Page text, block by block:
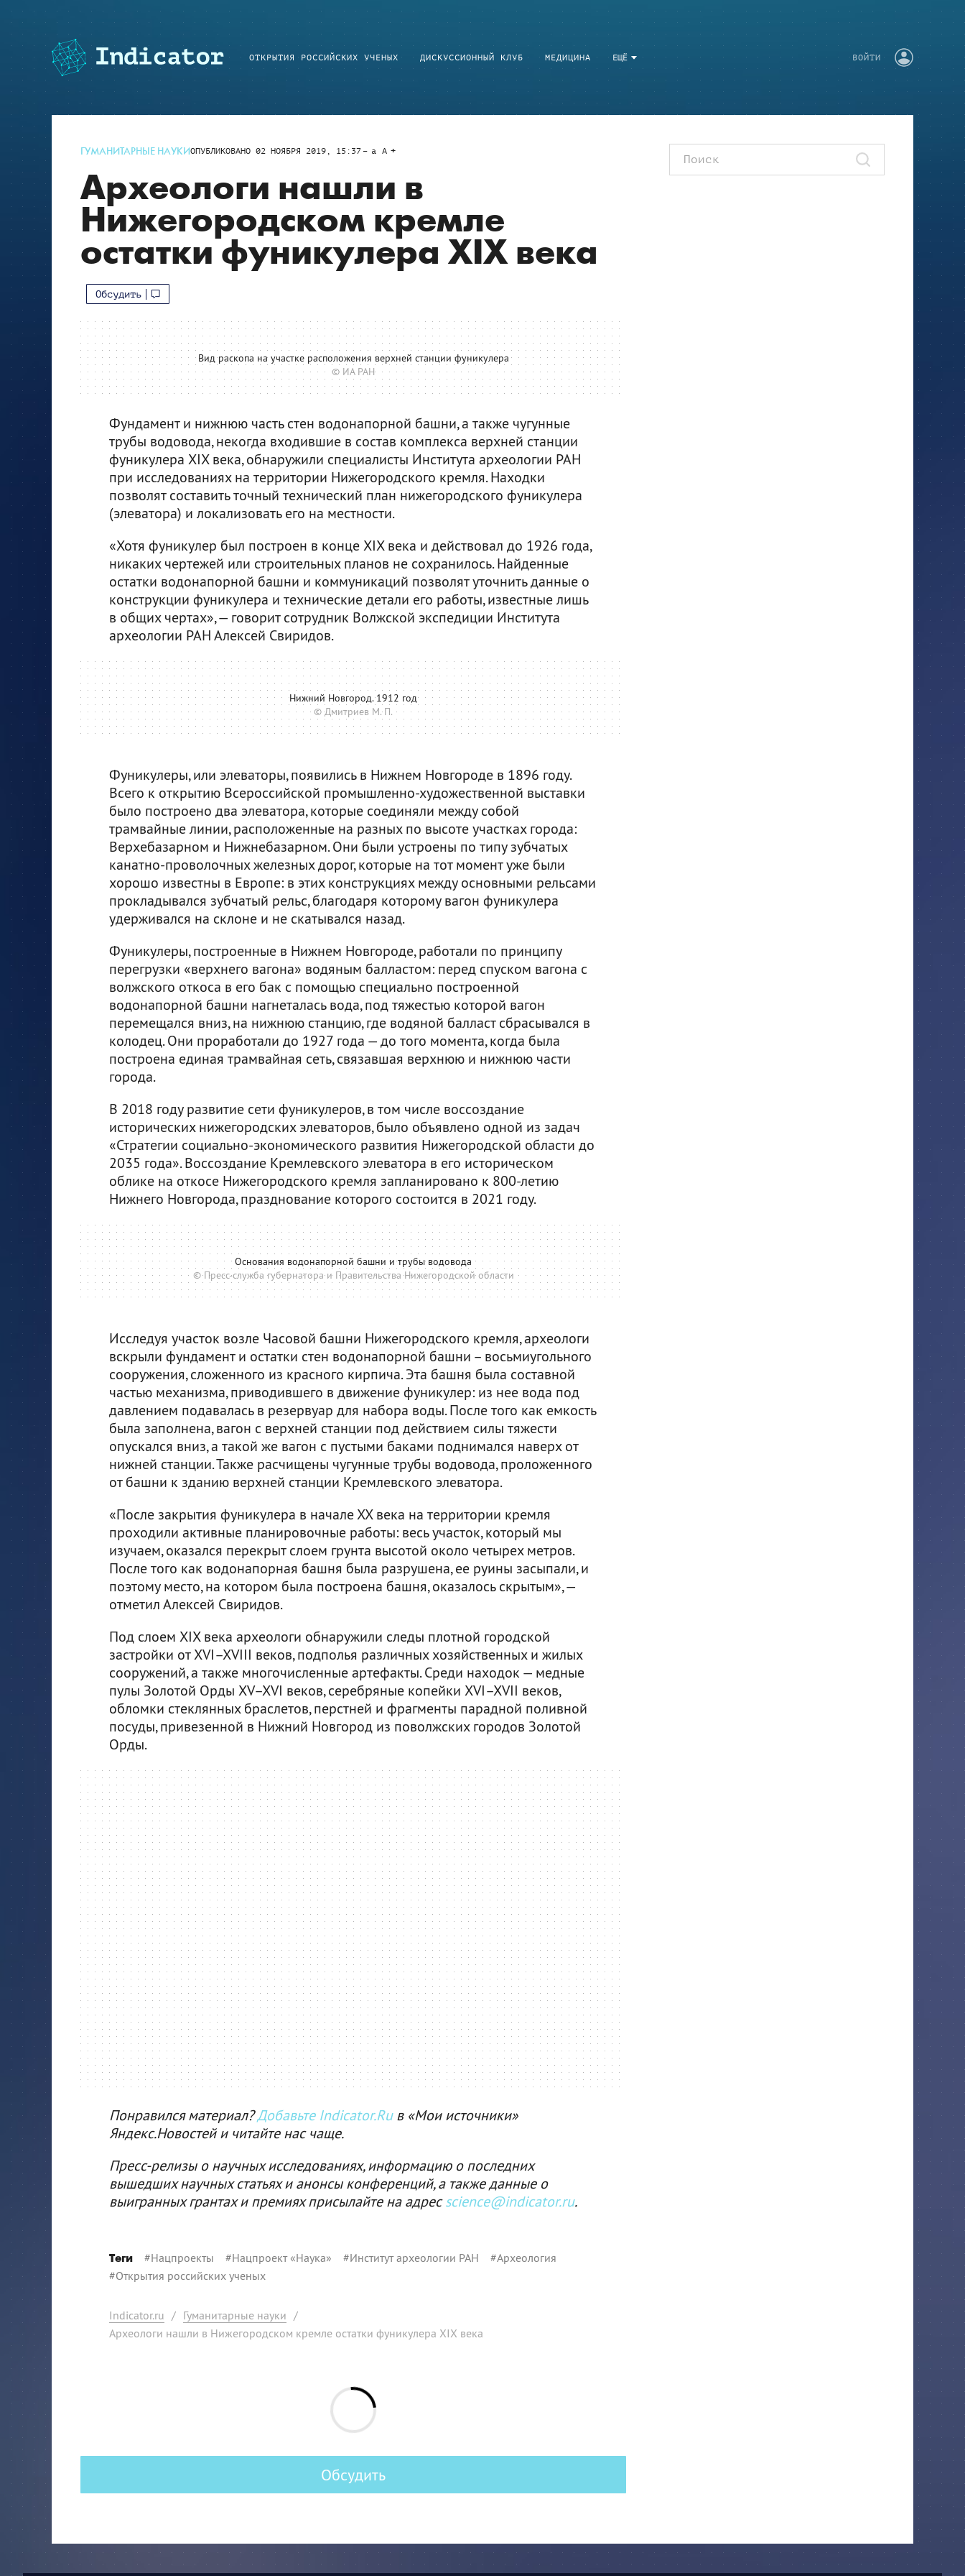
ЕЩЁ
ОТКРЫТИЯ РОССИЙСКИХ УЧЕНЫХ ДИСКУССИОННЫЙ КЛУБ МЕДИЦИНА ВОЙТИ
ГУМАНИТАРНЫЕ НАУКИОПУБЛИКОВАНО 02 НОЯБРЯ 2019, 15:37 a A
Археологи нашли в
Нижегородском кремле
остатки фуникулера XIX века
Обсудить
Вид раскопа на участке расположения верхней станции фуникулера
© ИА РАН
Фундамент и нижнюю часть стен водонапорной башни, а также чугунные
трубы водовода, некогда входившие в состав комплекса верхней станции
фуникулера XIX века, обнаружили специалисты Института археологии РАН
при исследованиях на территории Нижегородского кремля. Находки
позволят составить точный технический план нижегородского фуникулера
(элеватора) и локализовать его на местности.
«Хотя фуникулер был построен в конце XIX века и действовал до 1926 года,
никаких чертежей или строительных планов не сохранилось. Найденные
остатки водонапорной башни и коммуникаций позволят уточнить данные о
конструкции фуникулера и технические детали его работы, известные лишь
в общих чертах», — говорит сотрудник Волжской экспедиции Института
археологии РАН Алексей Свиридов.
Нижний Новгород. 1912 год
© Дмитриев М. П.
Фуникулеры, или элеваторы, появились в Нижнем Новгороде в 1896 году.
Всего к открытию Всероссийской промышленно-художественной выставки
было построено два элеватора, которые соединяли между собой
трамвайные линии, расположенные на разных по высоте участках города:
Верхебазарном и Нижнебазарном. Они были устроены по типу зубчатых
канатно-проволочных железных дорог, которые на тот момент уже были
хорошо известны в Европе: в этих конструкциях между основными рельсами
прокладывался зубчатый рельс, благодаря которому вагон фуникулера
удерживался на склоне и не скатывался назад.
Фуникулеры, построенные в Нижнем Новгороде, работали по принципу
перегрузки «верхнего вагона» водяным балластом: перед спуском вагона с
волжского откоса в его бак с помощью специально построенной
водонапорной башни нагнеталась вода, под тяжестью которой вагон
перемещался вниз, на нижнюю станцию, где водяной балласт сбрасывался в
колодец. Они проработали до 1927 года — до того момента, когда была
построена единая трамвайная сеть, связавшая верхнюю и нижнюю части
города.
В 2018 году развитие сети фуникулеров, в том числе воссоздание
исторических нижегородских элеваторов, было объявлено одной из задач
«Стратегии социально-экономического развития Нижегородской области до
2035 года». Воссоздание Кремлевского элеватора в его историческом
облике на откосе Нижегородского кремля запланировано к 800-летию
Нижнего Новгорода, празднование которого состоится в 2021 году.
Основания водонапорной башни и трубы водовода
© Пресс-служба губернатора и Правительства Нижегородской области
Исследуя участок возле Часовой башни Нижегородского кремля, археологи
вскрыли фундамент и остатки стен водонапорной башни – восьмиугольного
сооружения, сложенного из красного кирпича. Эта башня была составной
частью механизма, приводившего в движение фуникулер: из нее вода под
давлением подавалась в резервуар для набора воды. После того как емкость
была заполнена, вагон с верхней станции под действием силы тяжести
опускался вниз, а такой же вагон с пустыми баками поднимался наверх от
нижней станции. Также расчищены чугунные трубы водовода, проложенного
от башни к зданию верхней станции Кремлевского элеватора.
«После закрытия фуникулера в начале ХХ века на территории кремля
проходили активные планировочные работы: весь участок, который мы
изучаем, оказался перекрыт слоем грунта высотой около четырех метров.
После того как водонапорная башня была разрушена, ее руины засыпали, и
поэтому место, на котором была построена башня, оказалось скрытым», —
отметил Алексей Свиридов.
Под слоем XIX века археологи обнаружили следы плотной городской
застройки от XVI–XVIII веков, подполья различных хозяйственных и жилых
сооружений, а также многочисленные артефакты. Среди находок — медные
пулы Золотой Орды XV–XVI веков, серебряные копейки XVI–XVII веков,
обломки стеклянных браслетов, перстней и фрагменты парадной поливной
посуды, привезенной в Нижний Новгород из поволжских городов Золотой
Орды.
Понравился материал?Добавьте Indicator.Ruв «Мои источники»
Яндекс.Новостей и читайте нас чаще.
Пресс-релизы о научных исследованиях, информацию о последних
вышедших научных статьях и анонсы конференций, а также данные о
выигранных грантах и премиях присылайте на адресscience@indicator.ru.
Теги #Нацпроекты #Нацпроект «Наука» #Институт археологии РАН #Археология
#Открытия российских ученых
Indicator.ru / Гуманитарные науки /
Археологи нашли в Нижегородском кремле остатки фуникулера XIX века
Обсудить